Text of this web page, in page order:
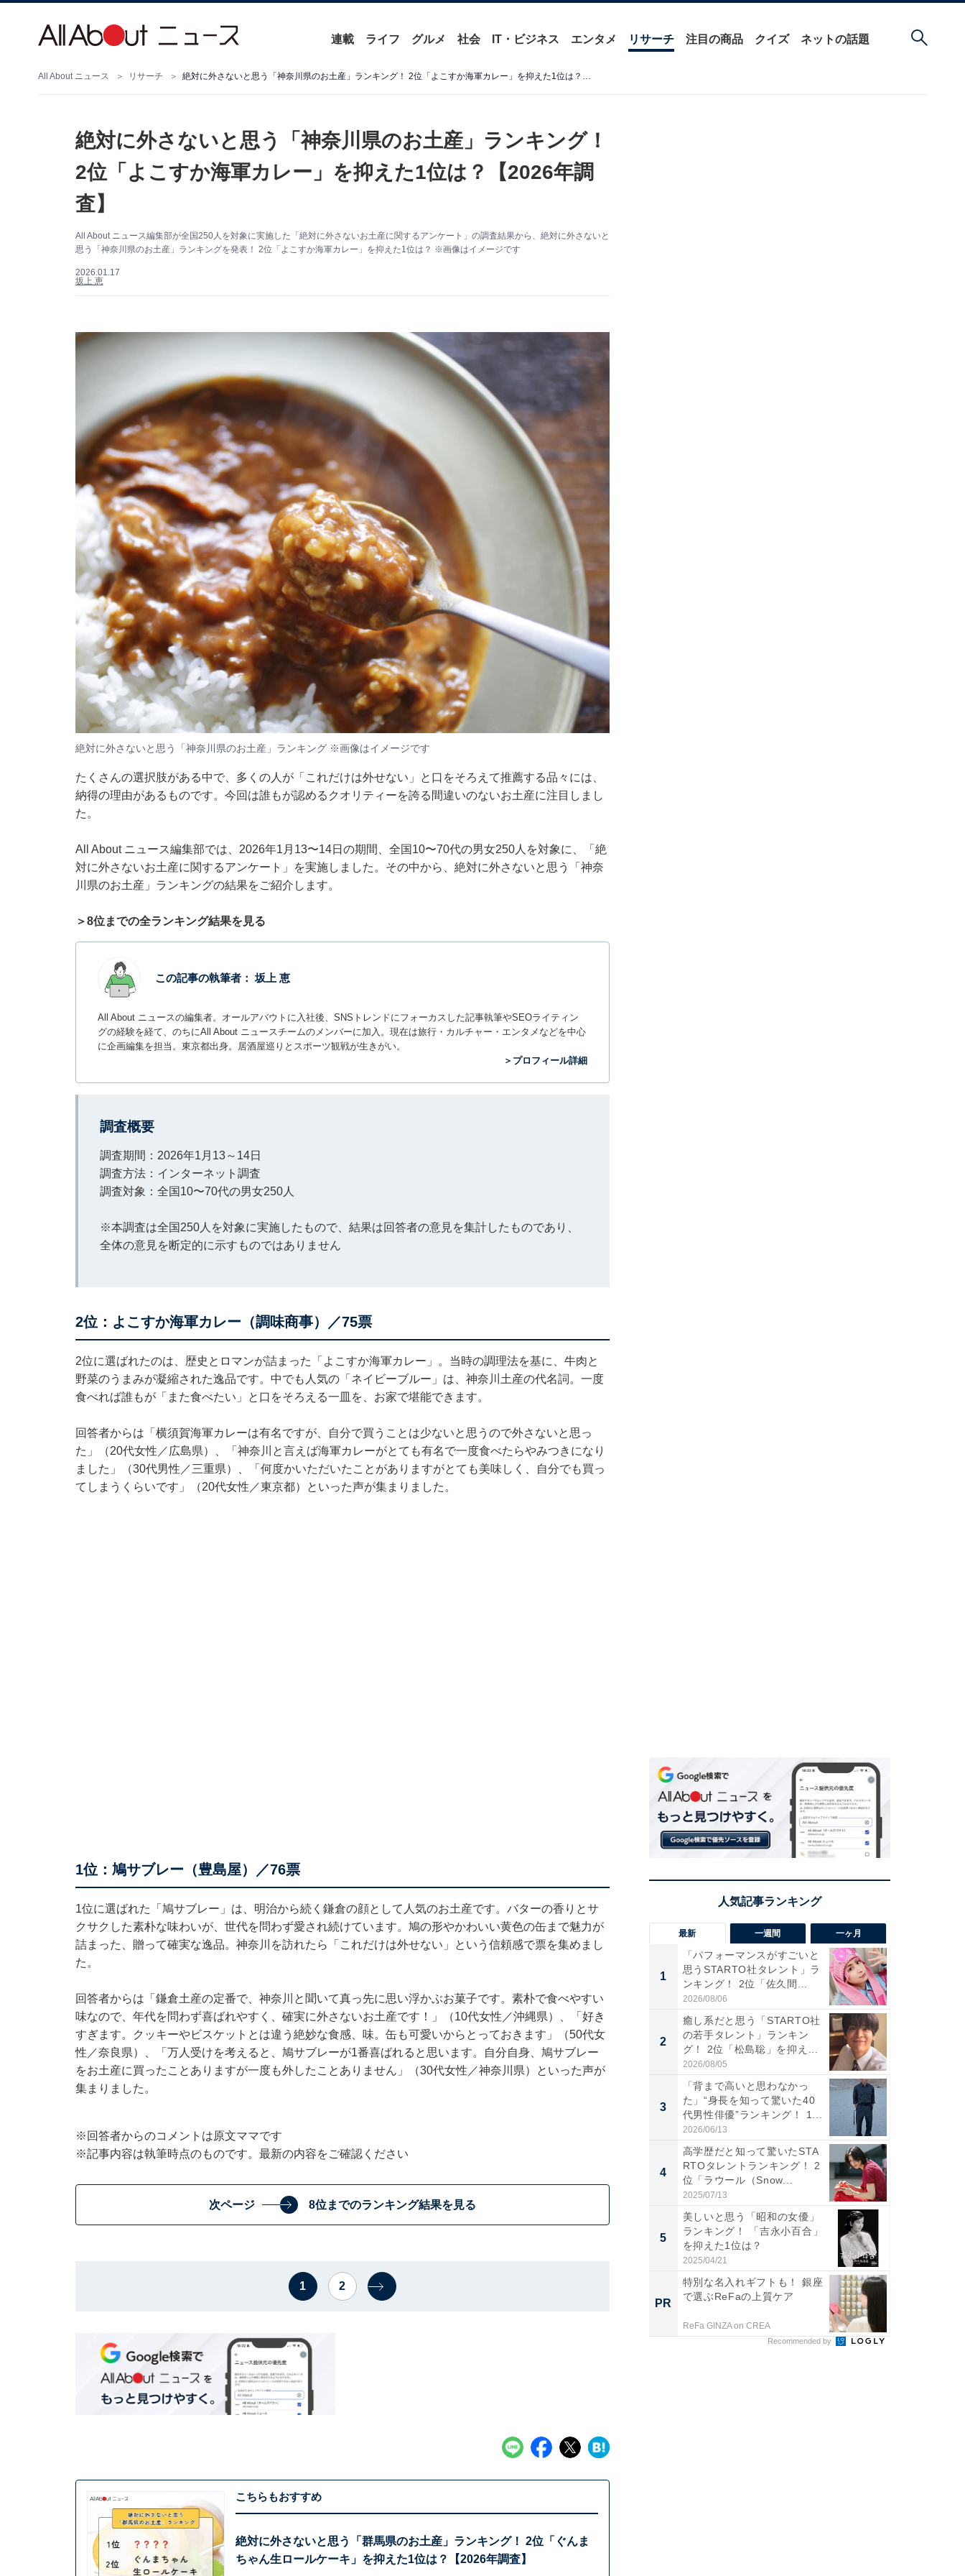
連載 ライフ グルメ 社会 IT・ビジネス エンタメ リサーチ 注目の商品 クイズ ネットの話題
All About ニュース リサーチ 絶対に外さないと思う「神奈川県のお土産」ランキング！ 2位「よこすか海軍カレー」を抑えた1位は？【2026年調査】
絶対に外さないと思う「神奈川県のお土産」ランキング！
2位「よこすか海軍カレー」を抑えた1位は？【2026年調
査】
All About ニュース編集部が全国250人を対象に実施した「絶対に外さないお土産に関するアンケート」の調査結果から、絶対に外さないと
思う「神奈川県のお土産」ランキングを発表！ 2位「よこすか海軍カレー」を抑えた1位は？ ※画像はイメージです
2026.01.17
坂上 恵
絶対に外さないと思う「神奈川県のお土産」ランキング ※画像はイメージです
たくさんの選択肢がある中で、多くの人が「これだけは外せない」と口をそろえて推薦する品々には、
納得の理由があるものです。今回は誰もが認めるクオリティーを誇る間違いのないお土産に注目しまし
た。
All About ニュース編集部では、2026年1月13〜14日の期間、全国10〜70代の男女250人を対象に、「絶
対に外さないお土産に関するアンケート」を実施しました。その中から、絶対に外さないと思う「神奈
川県のお土産」ランキングの結果をご紹介します。
＞8位までの全ランキング結果を見る
この記事の執筆者： 坂上 恵
All About ニュースの編集者。オールアバウトに入社後、SNSトレンドにフォーカスした記事執筆やSEOライティン
グの経験を経て、のちにAll About ニュースチームのメンバーに加入。現在は旅行・カルチャー・エンタメなどを中心
に企画編集を担当。東京都出身。居酒屋巡りとスポーツ観戦が生きがい。
＞プロフィール詳細
調査概要
調査期間：2026年1月13～14日
調査方法：インターネット調査
調査対象：全国10〜70代の男女250人
※本調査は全国250人を対象に実施したもので、結果は回答者の意見を集計したものであり、
全体の意見を断定的に示すものではありません
2位：よこすか海軍カレー（調味商事）／75票
2位に選ばれたのは、歴史とロマンが詰まった「よこすか海軍カレー」。当時の調理法を基に、牛肉と
野菜のうまみが凝縮された逸品です。中でも人気の「ネイビーブルー」は、神奈川土産の代名詞。一度
食べれば誰もが「また食べたい」と口をそろえる一皿を、お家で堪能できます。
回答者からは「横須賀海軍カレーは有名ですが、自分で買うことは少ないと思うので外さないと思っ
た」（20代女性／広島県）、「神奈川と言えば海軍カレーがとても有名で一度食べたらやみつきになり
ました」（30代男性／三重県）、「何度かいただいたことがありますがとても美味しく、自分でも買っ
てしまうくらいです」（20代女性／東京都）といった声が集まりました。
1位：鳩サブレー（豊島屋）／76票
1位に選ばれた「鳩サブレー」は、明治から続く鎌倉の顔として人気のお土産です。バターの香りとサ
クサクした素朴な味わいが、世代を問わず愛され続けています。鳩の形やかわいい黄色の缶まで魅力が
詰まった、贈って確実な逸品。神奈川を訪れたら「これだけは外せない」という信頼感で票を集めまし
た。
回答者からは「鎌倉土産の定番で、神奈川と聞いて真っ先に思い浮かぶお菓子です。素朴で食べやすい
味なので、年代を問わず喜ばれやすく、確実に外さないお土産です！」（10代女性／沖縄県）、「好き
すぎます。クッキーやビスケットとは違う絶妙な食感、味。缶も可愛いからとっておきます」（50代女
性／奈良県）、「万人受けを考えると、鳩サブレーが1番喜ばれると思います。自分自身、鳩サブレー
をお土産に買ったことありますが一度も外したことありません」（30代女性／神奈川県）といった声が
集まりました。
※回答者からのコメントは原文ママです
※記事内容は執筆時点のものです。最新の内容をご確認ください
次ページ 8位までのランキング結果を見る
1 2
こちらもおすすめ
絶対に外さないと思う「群馬県のお土産」ランキング！ 2位「ぐんま
ちゃん生ロールケーキ」を抑えた1位は？【2026年調査】
最新 一週間 一ヶ月
1
「パフォーマンスがすごいと
思うSTARTO社タレント」ラ
ンキング！ 2位「佐久間...
2026/08/06
2
癒し系だと思う「STARTO社
の若手タレント」ランキン
グ！ 2位「松島聡」を抑え...
2026/08/05
3
「背まで高いと思わなかっ
た」“身長を知って驚いた40
代男性俳優”ランキング！ 1...
2026/06/13
4
高学歴だと知って驚いたSTA
RTOタレントランキング！ 2
位「ラウール（Snow...
2025/07/13
5
美しいと思う「昭和の女優」
ランキング！ 「吉永小百合」
を抑えた1位は？
2025/04/21
PR
特別な名入れギフトも！ 銀座
で選ぶReFaの上質ケア
ReFa GINZA on CREA
Recommended by